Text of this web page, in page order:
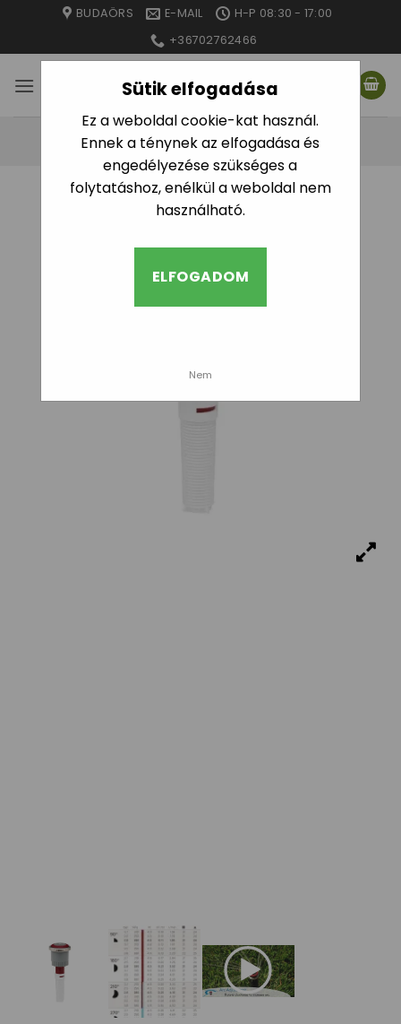
Sütik elfogadása
Ez a weboldal cookie-kat használ.
Ennek a ténynek az elfogadása és
engedélyezése szükséges a
folytatáshoz, enélkül a weboldal nem
használható.
ELFOGADOM
Nem
content
BUDAÖRS E-MAIL
H-P 08:30 - 17:00
+36702762466